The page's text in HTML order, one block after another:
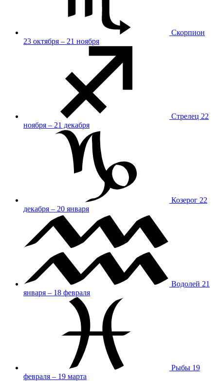
Скорпион
23 октября – 21 ноября
Стрелец 22
ноября – 21 декабря
Козерог 22
декабря – 20 января
Водолей 21
января – 18 февраля
Рыбы 19
февраля – 19 марта